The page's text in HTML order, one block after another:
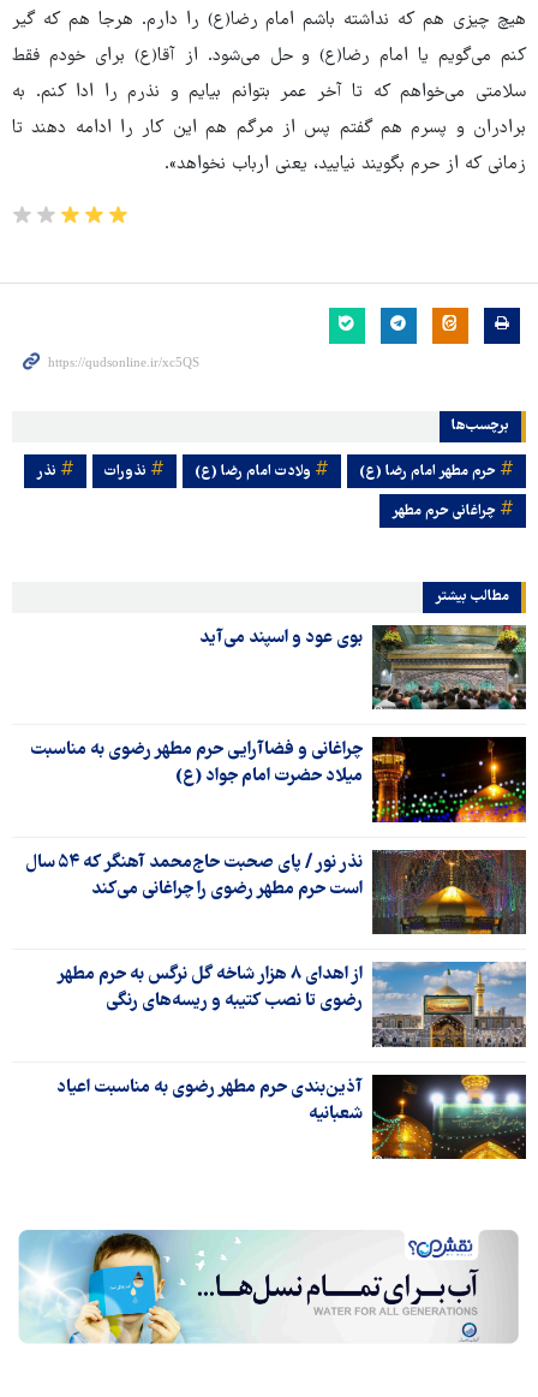
هیچ چیزی هم که نداشته باشم امام رضا(ع) را دارم. هرجا هم که گیر
کنم می‌گویم یا امام رضا(ع) و حل می‌شود. از آقا(ع) برای خودم فقط
سلامتی می‌خواهم که تا آخر عمر بتوانم بیایم و نذرم را ادا کنم. به
برادران و پسرم هم گفتم پس از مرگم هم این کار را ادامه دهند تا
زمانی که از حرم بگویند نیایید، یعنی ارباب نخواهد».
برچسب‌ها
حرم مطهر امام رضا (ع) ولادت امام رضا (ع) نذورات
نذر
چراغانی حرم مطهر
مطالب بیشتر
بوی عود و اسپند می‌آید
چراغانی و فضاآرایی حرم مطهر رضوی به مناسبت
میلاد حضرت امام جواد (ع)
نذر نور / پای صحبت حاج‌محمد آهنگر که ۵۴ سال
است حرم مطهر رضوی را چراغانی می‌کند
از اهدای ۸ هزار شاخه گل نرگس به حرم مطهر
رضوی تا نصب کتیبه‌ و ریسه‌های رنگی
آذین‌بندی حرم مطهر رضوی به مناسبت اعیاد
شعبانیه